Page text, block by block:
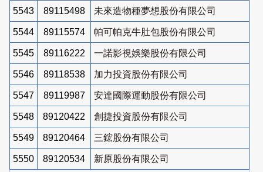
5543 89115498 未來造物種夢想股份有限公司
5544 89115574 帕可帕克牛肚包股份有限公司
5545 89116222 一諾影視娛樂股份有限公司
5546 89118538 加力投資股份有限公司
5547 89119987 安達國際運動股份有限公司
5548 89120422 創捷投資股份有限公司
5549 89120464 三鋐股份有限公司
5550 89120534
新原股份有限公司